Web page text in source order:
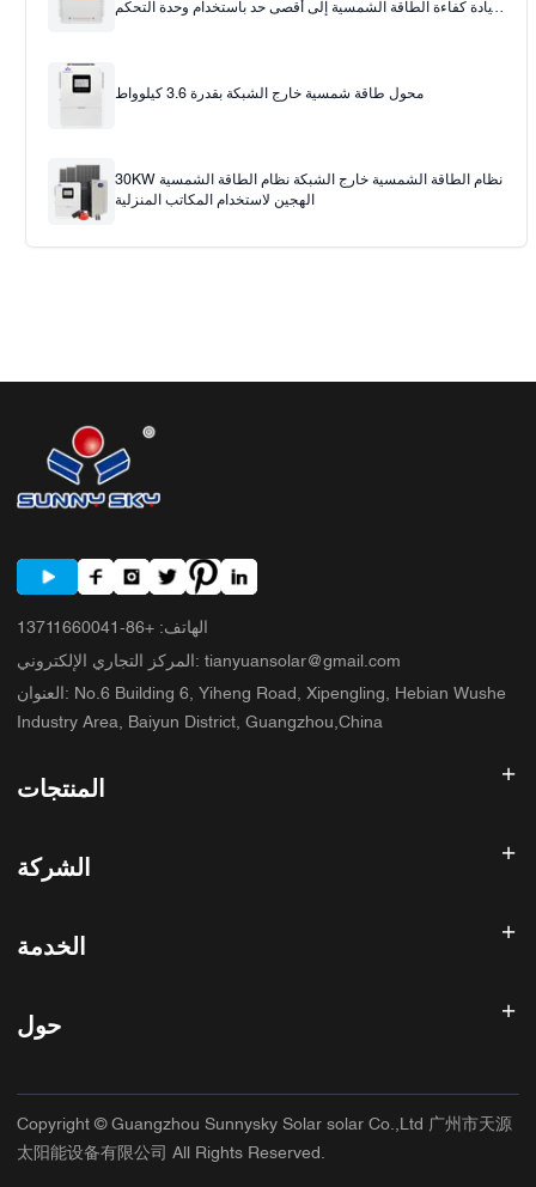
زيادة كفاءة الطاقة الشمسية إلى أقصى حد باستخدام وحدة التحكم
محول طاقة شمسية خارج الشبكة بقدرة 3.6 كيلوواط
30KW نظام الطاقة الشمسية خارج الشبكة نظام الطاقة الشمسية
الهجين لاستخدام المكاتب المنزلية
الهاتف:
+86-13711660041
المركز التجاري الإلكتروني : tianyuansolar@gmail.com
العنوان : No.6 Building 6, Yiheng Road, Xipengling, Hebian Wushe
Industry Area, Baiyun District, Guangzhou,China
المنتجات
لوحة شمسية
نظام الطاقة الشمسية
وحدة تحكم شحن الطاقة الشمسية
الشركة
المنتجات
الخدمة
سياسة استرداد الأموال
شروط الخدمة
حول
التطبيق الرئيسي
Copyright © Guangzhou Sunnysky Solar solar Co.,Ltd 广州市天源
太阳能设备有限公司 All Rights Reserved.